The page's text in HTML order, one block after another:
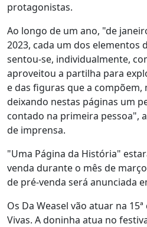
protagonistas.
Ao longo de um ano, "de
2023, cada um dos elementos
sentou-se, individualmente,
aproveitou a partilha para
e das figuras que a
deixando nestas páginas um
contado na primeira pessoa",
de imprensa.
"Uma Página da História"
venda durante o mês de
de pré-venda será anunciada
Os Da Weasel vão atuar na
Vivas. A doninha atua no